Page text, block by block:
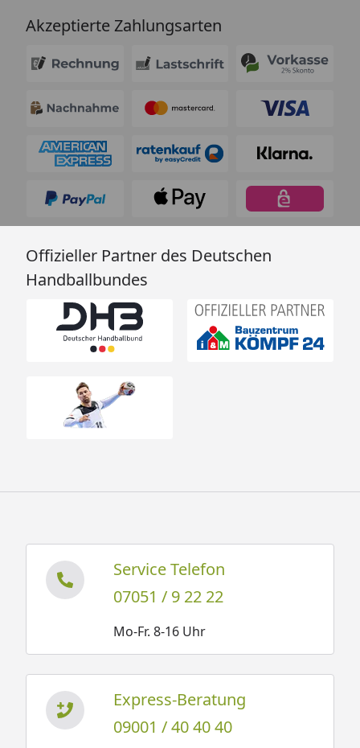
Akzeptierte Zahlungsarten
Offizieller Partner des Deutschen
Handballbundes
Service Telefon
07051 / 9 22 22
Mo-Fr. 8-16 Uhr
Express-Beratung
09001 / 40 40 40